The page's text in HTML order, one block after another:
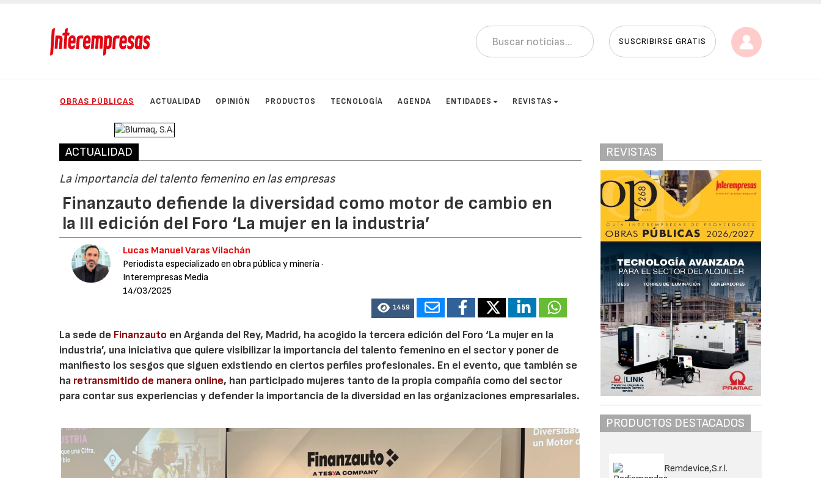
SUSCRIBIRSE GRATIS
OBRAS PÚBLICAS ACTUALIDAD OPINIÓN PRODUCTOS TECNOLOGÍA AGENDA ENTIDADES REVISTAS
ACTUALIDAD
La importancia del talento femenino en las empresas
Finanzauto defiende la diversidad como motor de cambio en
la III edición del Foro ‘La mujer en la industria’
Lucas Manuel Varas Vilachán
Periodista especializado en obra pública y minería·
Interempresas Media
14/03/2025
1459
La sede de Finanzauto en Arganda del Rey, Madrid, ha acogido la tercera edición del Foro ‘La mujer en la
industria’, una iniciativa que quiere visibilizar la importancia del talento femenino en el sector y poner de
manifiesto los sesgos que siguen existiendo en ciertos perfiles profesionales. En el evento, que también se
ha retransmitido de manera online, han participado mujeres tanto de la propia compañía como del sector
para contar sus experiencias y defender la importancia de la diversidad en las organizaciones empresariales.
REVISTAS
PRODUCTOS DESTACADOS
Remdevice,S.r.l.